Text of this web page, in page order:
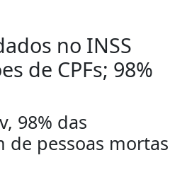
no INSS
de CPFs; 98%
98% das
de pessoas mortas